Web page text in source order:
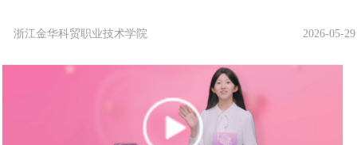
浙江金华科贸职业技术学院 2026-05-29